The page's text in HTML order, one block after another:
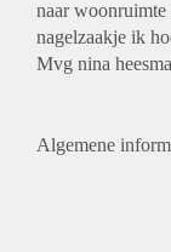
naar
nagelzaakje ik
Mvg nina
Algemene